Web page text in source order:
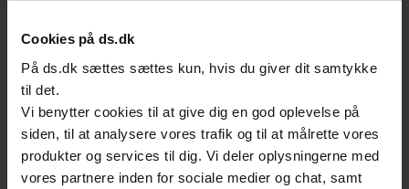
Cookies på ds.dk
På ds.dk sættes sættes kun, hvis du giver dit samtykke
til det.
Vi benytter cookies til at give dig en god oplevelse på
siden, til at analysere vores trafik og til at målrette vores
produkter og services til dig. Vi deler oplysningerne med
vores partnere inden for sociale medier og chat, samt
klimaaftryk og til udbredelse og
implementering af grønne løsninger”, siger
Anne Holm Sjøberg.
Også klimapartnerskabet for byggeri og
anlæg påpeger, at standarder er vigtige
redskaber i den grønne omstilling. Og et af